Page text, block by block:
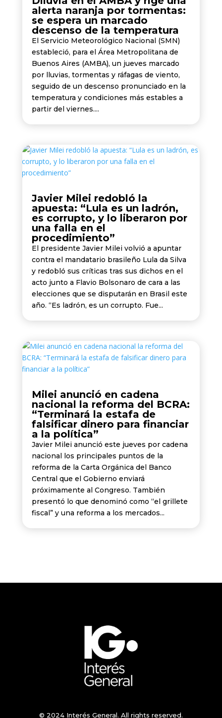
alerta naranja por tormentas:
se espera un marcado
descenso de la temperatura
El Servicio Meteorológico Nacional (SMN)
estableció, para el Área Metropolitana de
Buenos Aires (AMBA), un jueves marcado
por lluvias, tormentas y ráfagas de viento,
seguido de un descenso pronunciado en la
temperatura y condiciones más estables a
partir del viernes....
Javier Milei redobló la
apuesta: “Lula es un ladrón,
es corrupto, y lo liberaron por
una falla en el
procedimiento”
El presidente Javier Milei volvió a apuntar
contra el mandatario brasileño Lula da Silva
y redobló sus críticas tras sus dichos en el
acto junto a Flavio Bolsonaro de cara a las
elecciones que se disputarán en Brasil este
año. “Es ladrón, es un corrupto. Fue...
Milei anunció en cadena
nacional la reforma del BCRA:
“Terminará la estafa de
falsificar dinero para financiar
a la política”
Javier Milei anunció este jueves por cadena
nacional los principales puntos de la
reforma de la Carta Orgánica del Banco
Central que el Gobierno enviará
próximamente al Congreso. También
presentó lo que denominó como “el grillete
fiscal” y una reforma a los mercados...
© 2024 Interés General. All rights reserved.